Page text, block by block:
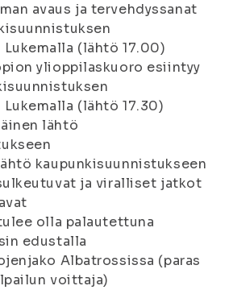
avaus ja tervehdyssanat
(lähtö 17.00)
ylioppilaskuoro esiintyy
(lähtö 17.30)
lähtö
kaupunkisuunnistukseen
ja viralliset jatkot
olla palautettuna
edustalla
Albatrossissa (paras
voittaja)